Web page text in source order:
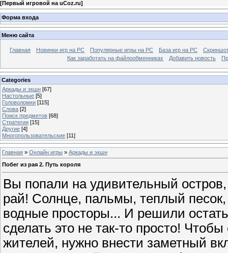
[Первый игровой на uCoz.ru]
Форма входа
Меню сайта
Главная Новинки игр на PC Популярные игры на PC База игр на РС
Как заработать на файлообменниках
Добавить новость
Categories
Аркады и экшн [67]
Настольные [5]
Головоломки [115]
Слова [2]
Поиск предметов [68]
Стратегии [15]
Другие [4]
Многопользовательские [11]
Главная » Онлайн игры » Аркады и экшн
Побег из рая 2. Путь короля
Вы попали на удивительный
рай! Солнце, пальмы, теплый песок,
водные просторы... И решили
сделать это не так-то просто!
жителей, нужно внести заметный